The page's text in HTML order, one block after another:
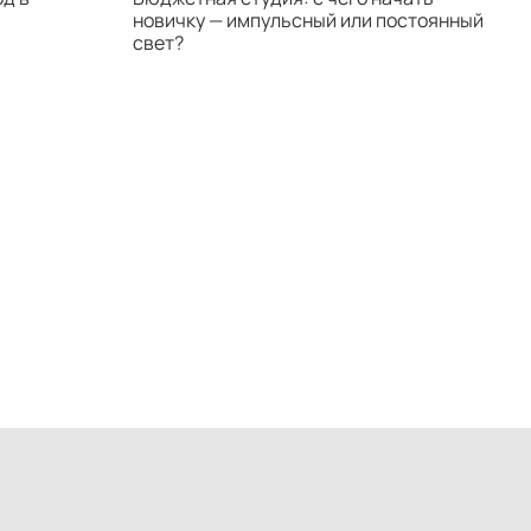
новичку — импульсный или постоянный
свет?